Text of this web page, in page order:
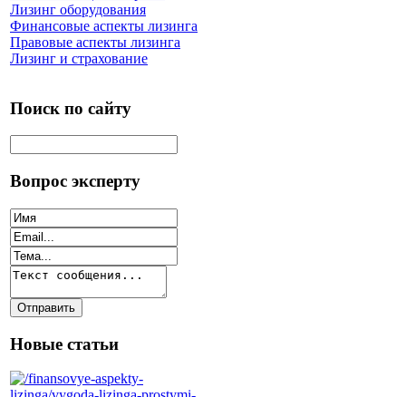
Лизинг оборудования
Финансовые аспекты лизинга
Правовые аспекты лизинга
Лизинг и страхование
Поиск по сайту
Вопрос эксперту
Новые статьи